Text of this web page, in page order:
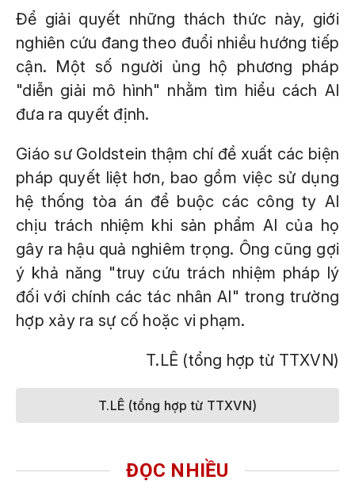
Để giải quyết những thách thức này, giới
nghiên cứu đang theo đuổi nhiều hướng tiếp
cận. Một số người ủng hộ phương pháp
"diễn giải mô hình" nhằm tìm hiểu cách AI
đưa ra quyết định.
Giáo sư Goldstein thậm chí đề xuất các biện
pháp quyết liệt hơn, bao gồm việc sử dụng
hệ thống tòa án để buộc các công ty AI
chịu trách nhiệm khi sản phẩm AI của họ
gây ra hậu quả nghiêm trọng. Ông cũng gợi
ý khả năng "truy cứu trách nhiệm pháp lý
đối với chính các tác nhân AI" trong trường
hợp xảy ra sự cố hoặc vi phạm.
T.LÊ (tổng hợp từ TTXVN)
T.LÊ (tổng hợp từ TTXVN)
ĐỌC NHIỀU